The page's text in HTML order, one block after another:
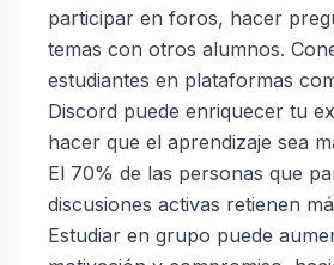
participar en foros, hacer
temas con otros alumnos.
estudiantes en plataformas
Discord puede enriquecer tu
hacer que el aprendizaje sea
El 70% de las personas que
discusiones activas retienen
Estudiar en grupo puede